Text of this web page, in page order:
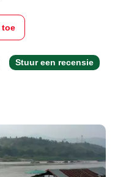
toe
Stuur een recensie